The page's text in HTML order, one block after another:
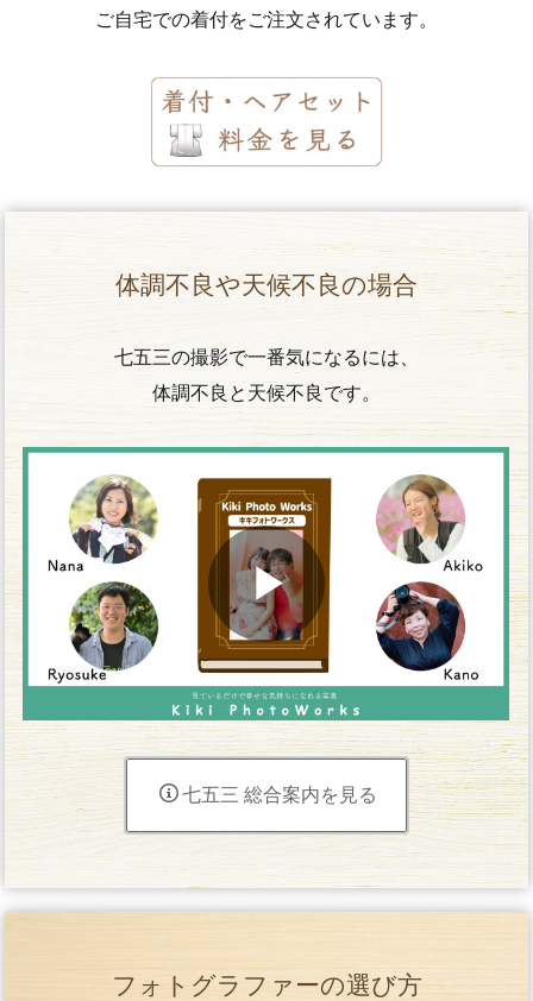
ご自宅での着付をご注文されています。
体調不良や天候不良の場合
七五三の撮影で一番気になるには、
体調不良と天候不良です。
七五三 総合案内を見る
フォトグラファーの選び方